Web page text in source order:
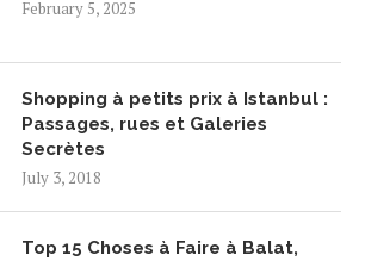
February 5, 2025
Shopping à petits prix à Istanbul :
Passages, rues et Galeries
Secrètes
July 3, 2018
Top 15 Choses à Faire à Balat,